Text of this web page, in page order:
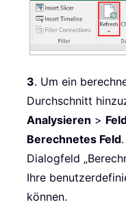
3. Um ein
Durchschnitt
Analysieren >
Berechnetes Feld
Dialogfeld
Ihre
können.